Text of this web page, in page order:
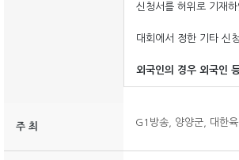
신청서를 허위로 기재
대회에서 정한 기타 신
외국인의 경우 외국인
주 최 G1방송, 양양군, 대한육